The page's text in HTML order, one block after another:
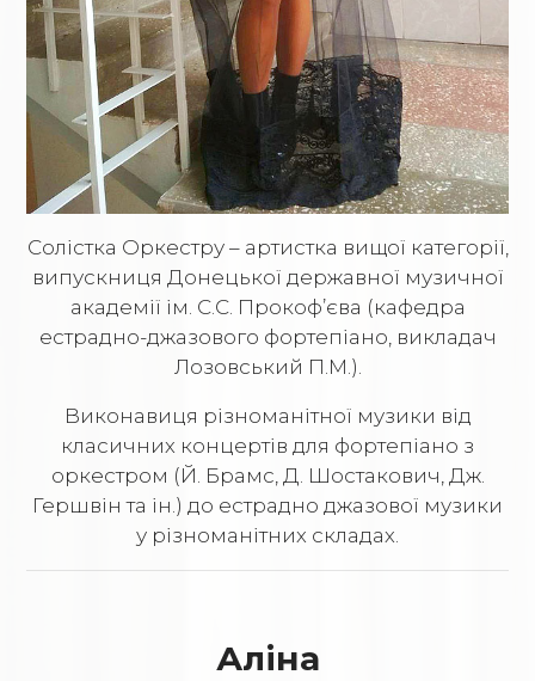
Солістка Оркестру – артистка вищої категорії,
випускниця Донецької державної музичної
академії ім. С.С. Прокоф’єва (кафедра
естрадно-джазового фортепіано, викладач
Лозовський П.М.).
Виконавиця різноманітної музики від
класичних концертів для фортепіано з
оркестром (Й. Брамс, Д. Шостакович, Дж.
Гершвін та ін.) до естрадно джазової музики
у різноманітних складах.
Аліна